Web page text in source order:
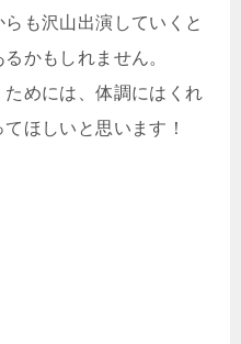
も沢山出演していくと
かもしれません。
めには、体調にはくれ
ほしいと思います！